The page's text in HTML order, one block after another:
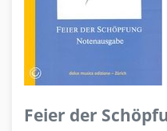
Feier der